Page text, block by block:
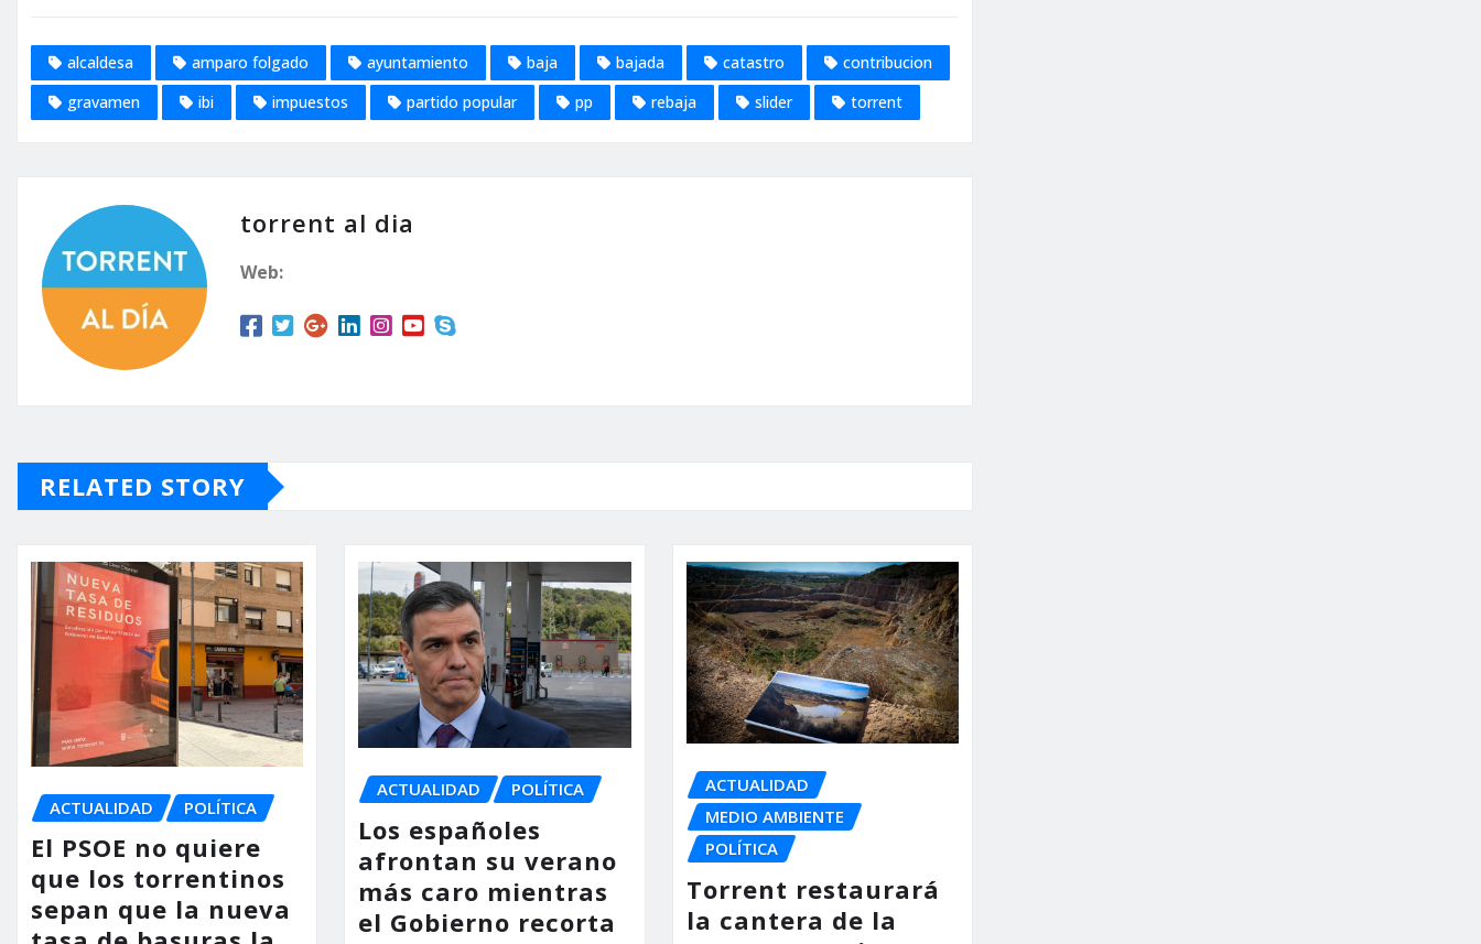
alcaldesa amparo folgado ayuntamiento baja bajada catastro
contribucion
gravamen
ibi impuestos partido popular pp rebaja slider torrent
torrent al dia
Web:
RELATED STORY
ACTUALIDAD POLÍTICA
El PSOE no quiere
que los torrentinos
sepan que la nueva
ACTUALIDAD POLÍTICA
Los españoles
afrontan su verano
más caro mientras
el Gobierno recorta
ACTUALIDAD
MEDIO AMBIENTE
POLÍTICA
Torrent restaurará
la cantera de la